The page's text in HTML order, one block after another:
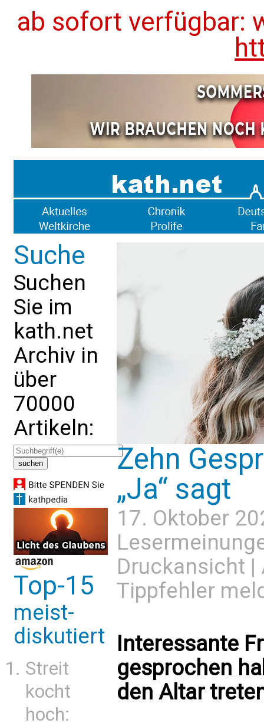
ab sofort verfügbar:
Suche
Suchen
Sie im
kath.net
Archiv in
über
70000
Artikeln:
Top-15
meist-
diskutiert
Streit
kocht
hoch:
Zehn
„Ja“ sagt
17. Oktober
Druckansicht |
Tippfehler
Interessante
gesprochen
den Altar